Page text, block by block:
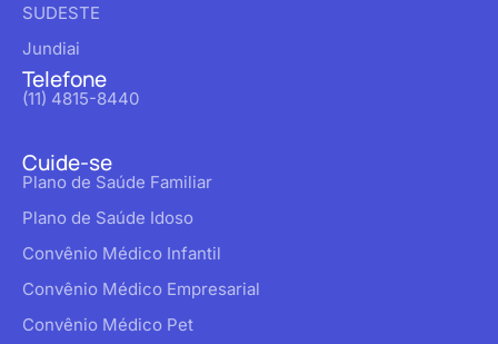
SUDESTE
Jundiai
Telefone
(11) 4815-8440
Cuide-se
Plano de Saúde Familiar
Plano de Saúde Idoso
Convênio Médico Infantil
Convênio Médico Empresarial
Convênio Médico Pet